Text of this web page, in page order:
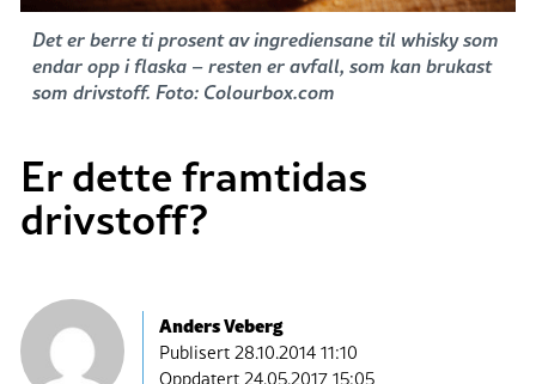
Det er berre ti prosent av ingrediensane til whisky som
endar opp i flaska – resten er avfall, som kan brukast
som drivstoff. Foto: Colourbox.com
Er dette framtidas
drivstoff?
Anders Veberg
Publisert28.10.2014 11:10
Oppdatert 24.05.2017 15:05